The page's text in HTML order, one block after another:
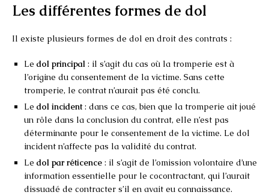
Les différentes formes de dol
Il existe plusieurs formes de dol en droit des contrats :
Le dol principal : il s’agit du cas où la tromperie est à
l’origine du consentement de la victime. Sans cette
tromperie, le contrat n’aurait pas été conclu.
Le dol incident: dans ce cas, bien que la tromperie ait joué
un rôle dans la conclusion du contrat, elle n’est pas
déterminante pour le consentement de la victime. Le dol
incident n’affecte pas la validité du contrat.
Le dol par réticence : il s’agit de l’omission volontaire d’une
information essentielle pour le cocontractant, qui l’aurait
dissuadé de contracter s’il en avait eu connaissance.